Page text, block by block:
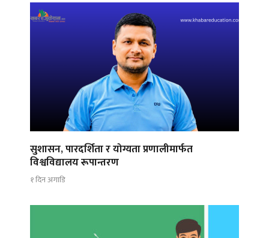
सुशासन, पारदर्शिता र योग्यता प्रणालीमार्फत
विश्वविद्यालय रूपान्तरण
१ दिन अगाडि